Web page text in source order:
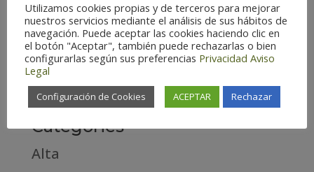
marzo 2020
febrero 2019
septiembre 2018
Categories
Alta
Utilizamos cookies propias y de terceros para mejorar
nuestros servicios mediante el análisis de sus hábitos de
navegación. Puede aceptar las cookies haciendo clic en
el botón "Aceptar", también puede rechazarlas o bien
configurarlas según sus preferencias Privacidad Aviso
Legal
Configuración de Cookies ACEPTAR Rechazar